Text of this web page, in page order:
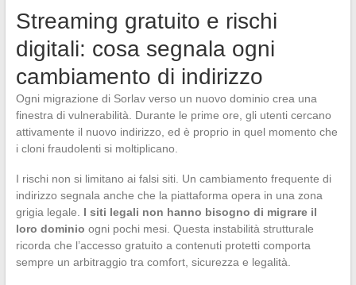
Streaming gratuito e rischi
digitali: cosa segnala ogni
cambiamento di indirizzo
Ogni migrazione di Sorlav verso un nuovo dominio crea una
finestra di vulnerabilità. Durante le prime ore, gli utenti cercano
attivamente il nuovo indirizzo, ed è proprio in quel momento che
i cloni fraudolenti si moltiplicano.
I rischi non si limitano ai falsi siti. Un cambiamento frequente di
indirizzo segnala anche che la piattaforma opera in una zona
grigia legale. I siti legali non hanno bisogno di migrare il
loro dominio ogni pochi mesi. Questa instabilità strutturale
ricorda che l’accesso gratuito a contenuti protetti comporta
sempre un arbitraggio tra comfort, sicurezza e legalità.